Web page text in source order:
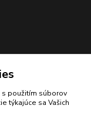
s použitím súborov
týkajúce sa Vašich